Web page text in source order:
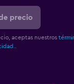
precio
aceptas nuestros